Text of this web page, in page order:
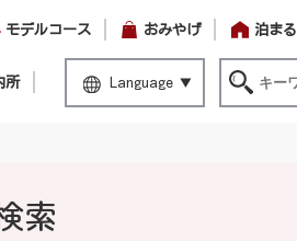
モデルコース おみやげ 泊まる
所 Language
索